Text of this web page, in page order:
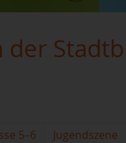
5–6 Jugendszene